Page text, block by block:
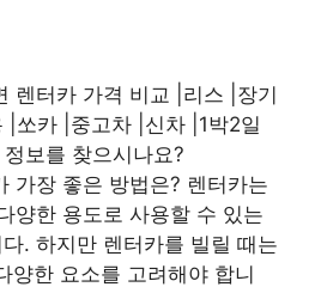
렌터카 가격 비교 |리스 |장기
|쏘카 |중고차 |신차 |1박2일
보를 찾으시나요?
가장 좋은 방법은? 렌터카는
양한 용도로 사용할 수 있는
. 하지만 렌터카를 빌릴 때는
양한 요소를 고려해야 합니